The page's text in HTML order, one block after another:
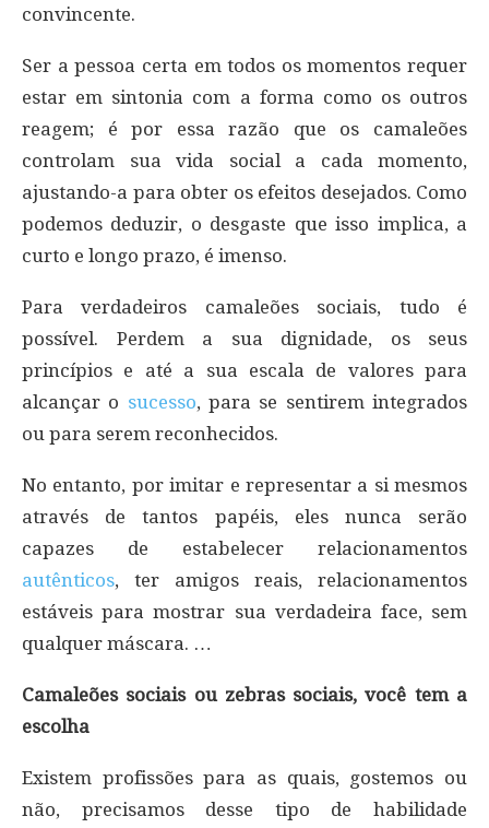
convincente.
Ser a pessoa certa em todos os momentos requer
estar em sintonia com a forma como os outros
reagem; é por essa razão que os camaleões
controlam sua vida social a cada momento,
ajustando-a para obter os efeitos desejados. Como
podemos deduzir, o desgaste que isso implica, a
curto e longo prazo, é imenso.
Para verdadeiros camaleões sociais, tudo é
possível. Perdem a sua dignidade, os seus
princípios e até a sua escala de valores para
alcançar o sucesso, para se sentirem integrados
ou para serem reconhecidos.
No entanto, por imitar e representar a si mesmos
através de tantos papéis, eles nunca serão
capazes de estabelecer relacionamentos
autênticos, ter amigos reais, relacionamentos
estáveis para mostrar sua verdadeira face, sem
qualquer máscara. …
Camaleões sociais ou zebras sociais, você tem a
escolha
Existem profissões para as quais, gostemos ou
não, precisamos desse tipo de habilidade